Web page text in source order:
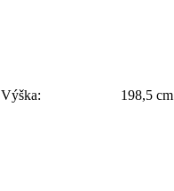
Výška: 198,5 cm